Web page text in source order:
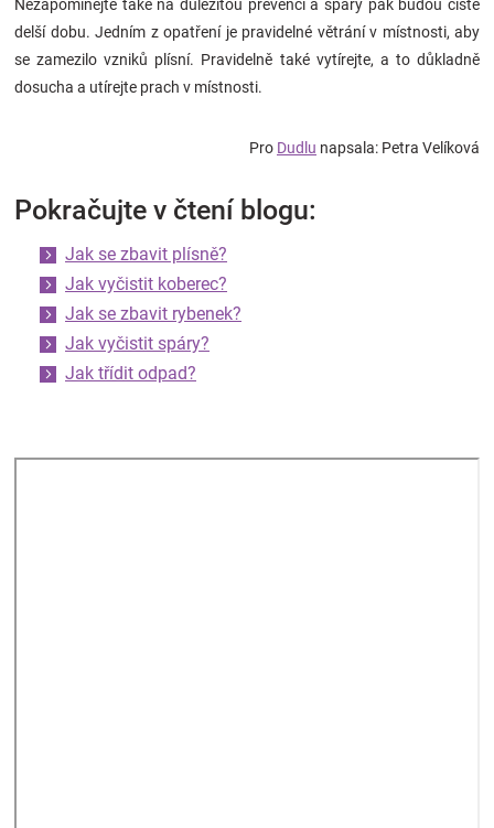
Nezapomínejte také na důležitou prevenci a spáry pak budou čisté
delší dobu. Jedním z opatření je pravidelné větrání v místnosti, aby
se zamezilo vzniků plísní. Pravidelně také vytírejte, a to důkladně
dosucha a utírejte prach v místnosti.
Pro Dudlu napsala: Petra Velíková
Pokračujte v čtení blogu:
Jak se zbavit plísně?
Jak vyčistit koberec?
Jak se zbavit rybenek?
Jak vyčistit spáry?
Jak třídit odpad?